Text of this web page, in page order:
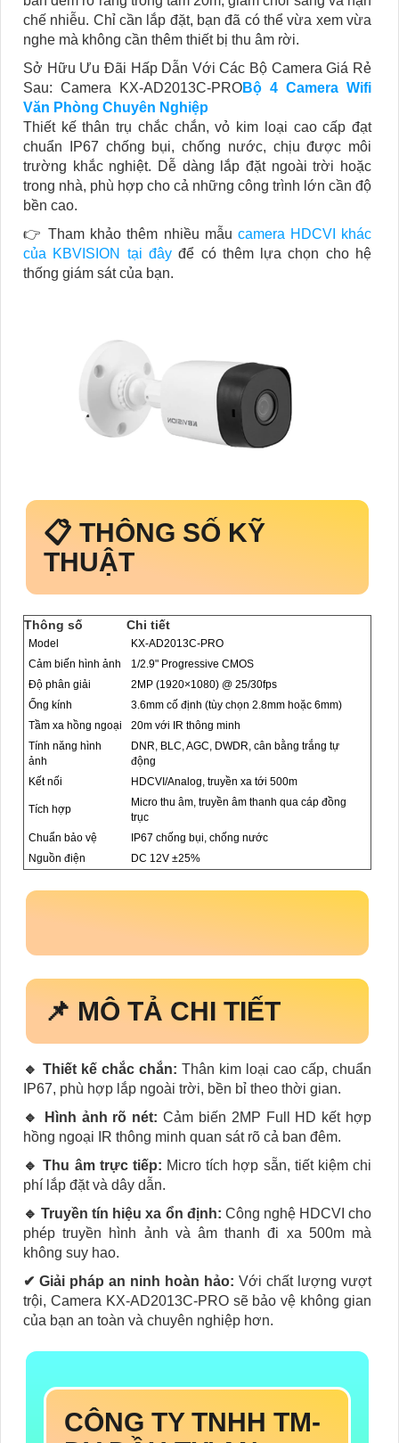
chế nhiễu. Chỉ cần lắp đặt, bạn đã có thể vừa xem vừa
nghe mà không cần thêm thiết bị thu âm rời.
Sở Hữu Ưu Đãi Hấp Dẫn Với Các Bộ Camera Giá Rẻ
Sau: Camera KX-AD2013C-PROBộ 4 Camera Wifi
Văn Phòng Chuyên Nghiệp
Thiết kế thân trụ chắc chắn, vỏ kim loại cao cấp đạt
chuẩn IP67 chống bụi, chống nước, chịu được môi
trường khắc nghiệt. Dễ dàng lắp đặt ngoài trời hoặc
trong nhà, phù hợp cho cả những công trình lớn cần độ
bền cao.
👉 Tham khảo thêm nhiều mẫu camera HDCVI khác
của KBVISION tại đâyđể có thêm lựa chọn cho hệ
thống giám sát của bạn.
📋 THÔNG SỐ KỸ
THUẬT
Thông số Chi tiết
Model
KX‑AD2013C‑PRO
Cảm biến hình ảnh
1/2.9" Progressive CMOS
Độ phân giải
2MP (1920×1080) @ 25/30fps
Ống kính
3.6mm cố định (tùy chọn 2.8mm hoặc 6mm)
Tầm xa hồng ngoại
20m với IR thông minh
Tính năng hình
ảnh
DNR, BLC, AGC, DWDR, cân bằng trắng tự
động
Kết nối
HDCVI/Analog, truyền xa tới 500m
Tích hợp
Micro thu âm, truyền âm thanh qua cáp đồng
trục
Chuẩn bảo vệ
IP67 chống bụi, chống nước
Nguồn điện
DC 12V ±25%
📌 MÔ TẢ CHI TIẾT
🔹 Thiết kế chắc chắn: Thân kim loại cao cấp, chuẩn
IP67, phù hợp lắp ngoài trời, bền bỉ theo thời gian.
🔹 Hình ảnh rõ nét: Cảm biến 2MP Full HD kết hợp
hồng ngoại IR thông minh quan sát rõ cả ban đêm.
🔹 Thu âm trực tiếp: Micro tích hợp sẵn, tiết kiệm chi
phí lắp đặt và dây dẫn.
🔹 Truyền tín hiệu xa ổn định: Công nghệ HDCVI cho
phép truyền hình ảnh và âm thanh đi xa 500m mà
không suy hao.
✔ Giải pháp an ninh hoàn hảo: Với chất lượng vượt
trội, Camera KX‑AD2013C‑PRO sẽ bảo vệ không gian
của bạn an toàn và chuyên nghiệp hơn.
CÔNG TY TNHH TM-